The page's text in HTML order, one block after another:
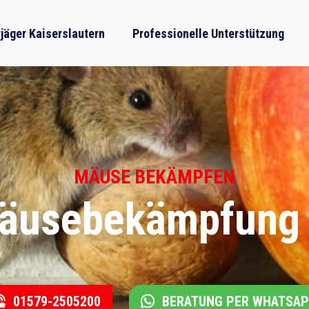
Kaiserslautern Professionelle Unterstützung
MÄUSE BEKÄMPFEN
01579-2505200 BERATUNG PER